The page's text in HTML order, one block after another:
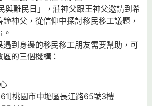
與難民日」，莊神父跟王神父邀請到希
神父，從信仰中探討移民移工議題，
遇到身邊的移民移工朋友需要幫助，可
的三個機構：
桃園市中壢區長江路65號3樓